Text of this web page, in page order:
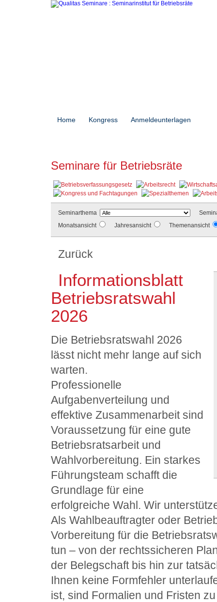
Home Kongress Anmeldeunterlagen
Seminare für Betriebsräte
Seminarthema
Monatsansicht
Jahresansicht Themenansicht
Zurück
Informationsblatt
Betriebsratswahl
2026
Die Betriebsratswahl 2026
lässt nicht mehr lange auf sich
warten.
Professionelle
Aufgabenverteilung und
effektive Zusammenarbeit sind
Voraussetzung für eine gute
Betriebsratsarbeit und
Wahlvorbereitung. Ein starkes
Führungsteam schafft die
Grundlage für eine
erfolgreiche Wahl. Wir
Als Wahlbeauftragter oder
Vorbereitung für die
tun – von der rechtssicheren
der Belegschaft bis hin zur
Ihnen keine Formfehler
ist, sind Formalien und Fristen